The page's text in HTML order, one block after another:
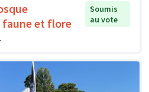
et flore
Soumis
au vote